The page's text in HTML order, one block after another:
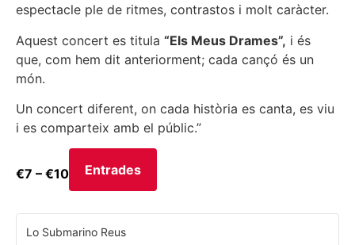
espectacle ple de ritmes, contrastos i molt caràcter.
Aquest concert es titula “Els Meus Drames”, i és
que, com hem dit anteriorment; cada cançó és un
món.
Un concert diferent, on cada història es canta, es viu
i es comparteix amb el públic.”
€7 – €10 Entrades
Lo Submarino Reus